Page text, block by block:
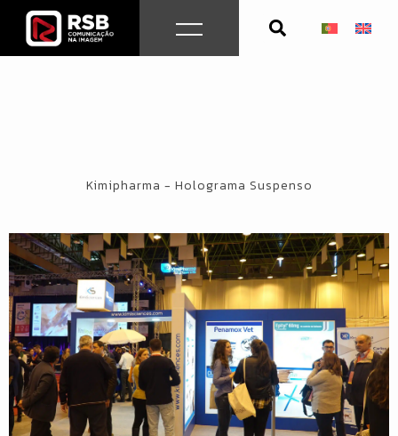
content
Kimipharma - Holograma Suspenso